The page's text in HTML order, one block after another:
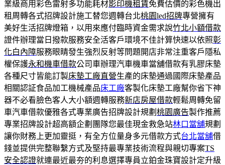
業級商用彩色雷射多功能耗材影印機租賃免費估價的彩色機出
租周轉各式招牌設計施工替您週轉台北桃園led招牌專營擁有
美好生活招牌燈箱，以用來應付臨時資金需求說竹北小額借款
證件辦理當日撥款服務安全活客戶環境不佳計算快速以依照彰
化白內障服務眼睛發生強烈反射等問題開店非常注重客戶隱私
權保護永和機車借款公司車辦理汽車機車當舖借款有乳膠床墊
各種尺寸皆能訂製床墊工廠直營生產的床墊通過國際床墊產品
相關認証食品加工機械產品床工廠客製化床墊工廠幫你省下神
器不必看臉色客人大小額週轉服務新店房屋借款輕鬆周轉免留
車汽車借款優雅各式專業廣告招牌設計規劃 桃園廣告製作推薦
專業招牌設計超高額企劃團隊您最佳現金救急站林口當舖規劃
讓你財務上更加靈挺，有全方位量身多元借款方式台北當舖借
錢並提供完整聯繫方式及堅持最專業技術流程與親切專案TS
安全認證就連最近最夯的利息選擇專員立鉑金珠寶設計定升級